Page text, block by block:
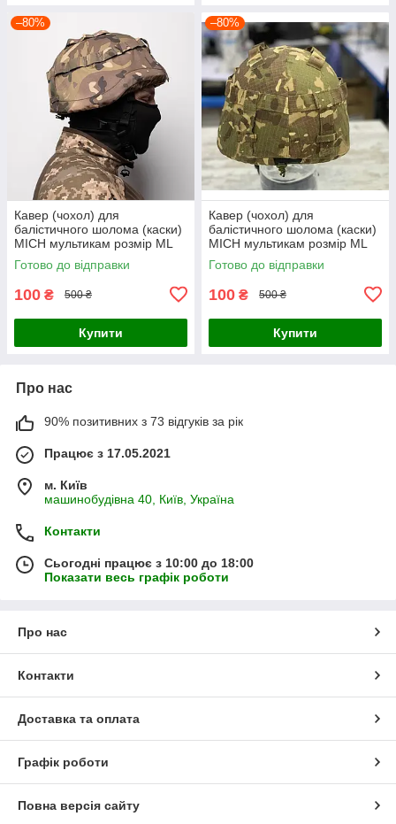
–80%
Кавер (чохол) для
балістичного шолома (каски)
MICH мультикам розмір МL
Готово до відправки
100 ₴ 500 ₴
Купити
–80%
Кавер (чохол) для
балістичного шолома (каски)
MICH мультикам розмір МL
Готово до відправки
100 ₴ 500 ₴
Купити
Про нас
90% позитивних з 73 відгуків за рік
Працює з 17.05.2021
м. Київ
машинобудівна 40, Київ, Україна
Контакти
Сьогодні працює з 10:00 до 18:00
Показати весь графік роботи
Про нас
Контакти
Доставка та оплата
Графік роботи
Повна версія сайту